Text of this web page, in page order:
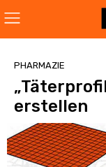
PHARMAZIE
erstellen